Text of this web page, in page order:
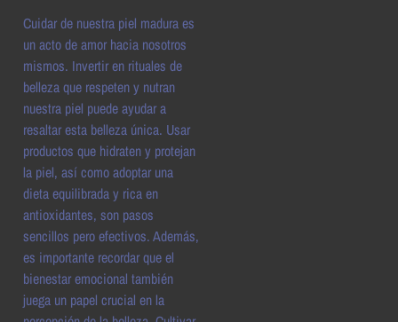
Cuidar de nuestra piel madura es
un acto de amor hacia nosotros
mismos. Invertir en rituales de
belleza que respeten y nutran
nuestra piel puede ayudar a
resaltar esta belleza única. Usar
productos que hidraten y protejan
la piel, así como adoptar una
dieta equilibrada y rica en
antioxidantes, son pasos
sencillos pero efectivos. Además,
es importante recordar que el
bienestar emocional también
juega un papel crucial en la